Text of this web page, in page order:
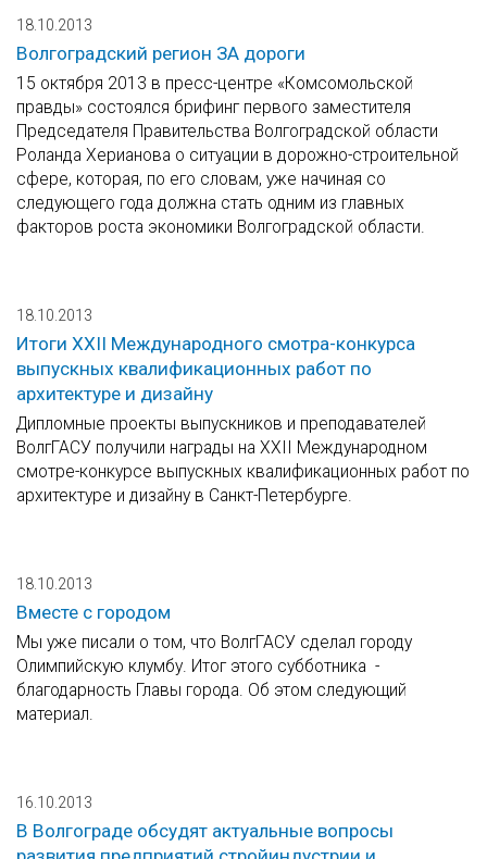
18.10.2013
Волгоградский регион ЗА дороги
15 октября 2013 в пресс-центре «Комсомольской
правды» состоялся брифинг первого заместителя
Председателя Правительства Волгоградской области
Роланда Херианова о ситуации в дорожно-строительной
сфере, которая, по его словам, уже начиная со
следующего года должна стать одним из главных
факторов роста экономики Волгоградской области.
18.10.2013
Итоги XXII Международного смотра-конкурса
выпускных квалификационных работ по
архитектуре и дизайну
Дипломные проекты выпускников и преподавателей
ВолгГАСУ получили награды на XXII Международном
смотре-конкурсе выпускных квалификационных работ по
архитектуре и дизайну в Санкт-Петербурге.
18.10.2013
Вместе с городом
Мы уже писали о том, что ВолгГАСУ сделал городу
Олимпийскую клумбу. Итог этого субботника -
благодарность Главы города. Об этом следующий
материал.
16.10.2013
В Волгограде обсудят актуальные вопросы